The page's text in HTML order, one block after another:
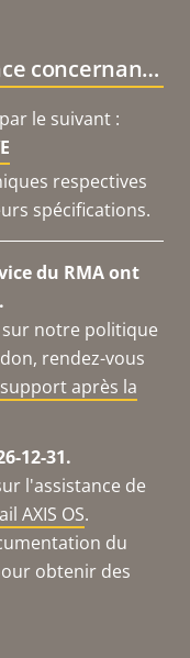
Informations sur l'assistance concernant le produit
le suivant :
respectives
spécifications.
du RMA ont
notre politique
rendez-vous
après la
12-31.
l'assistance de
AXIS OS.
du
obtenir des